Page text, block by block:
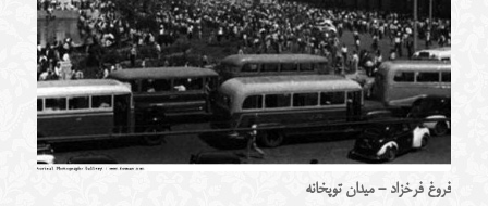
فروغ فرخزاد - میدان توپخانه